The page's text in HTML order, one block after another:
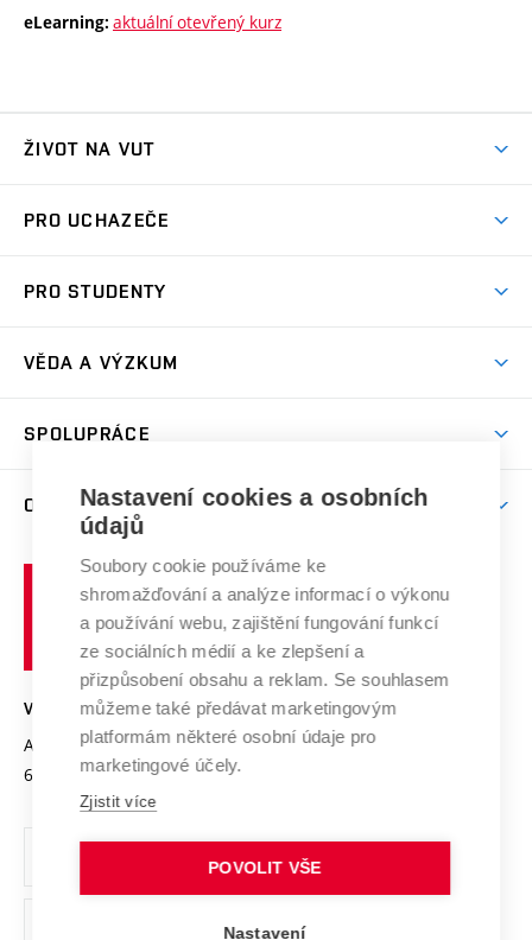
eLearning: aktuální otevřený kurz
ŽIVOT NA VUT
Koleje
Sport na VUT
Brno
PRO UCHAZEČE
Dny otevřených dveří
Celoživotní vzdělávání
E-přihláška
PRO STUDENTY
Harmonogram akademického roku
Závěrečné práce
Doktorské studium
Zpracování osobních údajů studentů
Sociální bezpečí
Studium bez bariér
Podpora podnikání
VĚDA A VÝZKUM
Mezinárodní vědecká rada
Systém zajišťování kvality výzkumu
Výzkumné infrastruktury
Transfer znalostí
Open Science
Projekty
Projekty ze strukturálních fondů
Specifický výzkum
SPOLUPRÁCE
Firemní spolupráce
Zahraniční spolupráce
Spolupráce se školami
Služby univerzity
Mezinárodní dohody
Univerzitní sítě
O UNIVERZITĚ
Profil univerzity
Udržitelná univerzita
Podnikavá univerzita / ContriBUTe
Bezpečná univerzita
Vyznamenání
Organizační struktura
Ochrana osobních údajů
učení
technické
Brně
VYSOKÉ UČENÍ TECHNICKÉ V BRNĚ
Antonínská 548/1
602 00 Brno
www.vut.cz
vut@vutbr.cz
Nastavení cookies a osobních
údajů
Soubory cookie používáme ke
shromažďování a analýze informací o výkonu
a používání webu, zajištění fungování funkcí
ze sociálních médií a ke zlepšení a
přizpůsobení obsahu a reklam. Se souhlasem
můžeme také předávat marketingovým
platformám některé osobní údaje pro
marketingové účely.
Zjistit více
POVOLIT VŠE
Nastavení